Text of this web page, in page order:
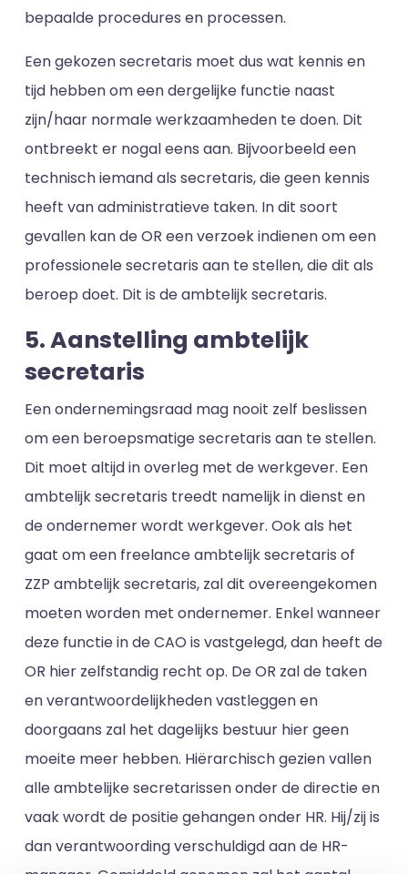
bepaalde procedures en processen.
Een gekozen secretaris moet dus wat kennis en
tijd hebben om een dergelijke functie naast
zijn/haar normale werkzaamheden te doen. Dit
ontbreekt er nogal eens aan. Bijvoorbeeld een
technisch iemand als secretaris, die geen kennis
heeft van administratieve taken. In dit soort
gevallen kan de OR een verzoek indienen om een
professionele secretaris aan te stellen, die dit als
beroep doet. Dit is de ambtelijk secretaris.
5. Aanstelling ambtelijk
secretaris
Een ondernemingsraad mag nooit zelf beslissen
om een beroepsmatige secretaris aan te stellen.
Dit moet altijd in overleg met de werkgever. Een
ambtelijk secretaris treedt namelijk in dienst en
de ondernemer wordt werkgever. Ook als het
gaat om een freelance ambtelijk secretaris of
ZZP ambtelijk secretaris, zal dit overeengekomen
moeten worden met ondernemer. Enkel wanneer
deze functie in de CAO is vastgelegd, dan heeft de
OR hier zelfstandig recht op. De OR zal de taken
en verantwoordelijkheden vastleggen en
doorgaans zal het dagelijks bestuur hier geen
moeite meer hebben. Hiërarchisch gezien vallen
alle ambtelijke secretarissen onder de directie en
vaak wordt de positie gehangen onder HR. Hij/zij is
dan verantwoording verschuldigd aan de HR-